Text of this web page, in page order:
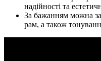
надійності та
За бажанням можна
рам, а також